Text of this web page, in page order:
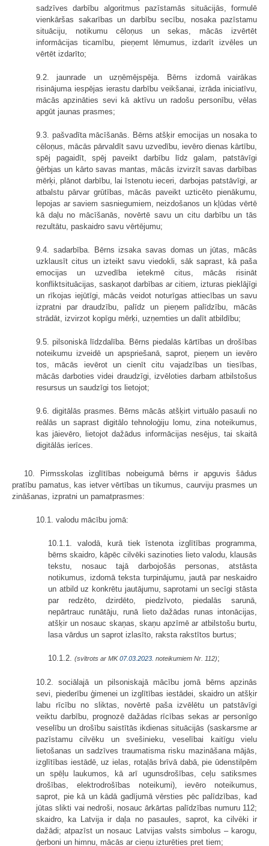
sadzīves darbību algoritmus pazīstamās situācijās, formulē
vienkāršas sakarības un darbību secību, nosaka pazīstamu
situāciju, notikumu cēloņus un sekas, mācās izvērtēt
informācijas ticamību, pieņemt lēmumus, izdarīt izvēles un
vērtēt izdarīto;
9.2. jaunrade un uzņēmējspēja. Bērns izdomā vairākas
risinājuma iespējas ierastu darbību veikšanai, izrāda iniciatīvu,
mācās apzināties sevi kā aktīvu un radošu personību, vēlas
apgūt jaunas prasmes;
9.3. pašvadīta mācīšanās. Bērns atšķir emocijas un nosaka to
cēloņus, mācās pārvaldīt savu uzvedību, ievēro dienas kārtību,
spēj pagaidīt, spēj paveikt darbību līdz galam, patstāvīgi
ģērbjas un kārto savas mantas, mācās izvirzīt savas darbības
mērķi, plānot darbību, lai īstenotu ieceri, darbojas patstāvīgi, ar
atbalstu pārvar grūtības, mācās paveikt uzticēto pienākumu,
lepojas ar saviem sasniegumiem, neizdošanos un kļūdas vērtē
kā daļu no mācīšanās, novērtē savu un citu darbību un tās
rezultātu, paskaidro savu vērtējumu;
9.4. sadarbība. Bērns izsaka savas domas un jūtas, mācās
uzklausīt citus un izteikt savu viedokli, sāk saprast, kā paša
emocijas un uzvedība ietekmē citus, mācās risināt
konfliktsituācijas, saskaņot darbības ar citiem, izturas pieklājīgi
un rīkojas iejūtīgi, mācās veidot noturīgas attiecības un savu
izpratni par draudzību, palīdz un pieņem palīdzību, mācās
strādāt, izvirzot kopīgu mērķi, uzņemties un dalīt atbildību;
9.5. pilsoniskā līdzdalība. Bērns piedalās kārtības un drošības
noteikumu izveidē un apspriešanā, saprot, pieņem un ievēro
tos, mācās ievērot un cienīt citu vajadzības un tiesības,
mācās darboties videi draudzīgi, izvēloties darbam atbilstošus
resursus un saudzīgi tos lietojot;
9.6. digitālās prasmes. Bērns mācās atšķirt virtuālo pasauli no
reālās un saprast digitālo tehnoloģiju lomu, zina noteikumus,
kas jāievēro, lietojot dažādus informācijas nesējus, tai skaitā
digitālās ierīces.
10. Pirmsskolas izglītības nobeigumā bērns ir apguvis šādus
pratību pamatus, kas ietver vērtības un tikumus, caurviju prasmes un
zināšanas, izpratni un pamatprasmes:
10.1. valodu mācību jomā:
10.1.1. valodā, kurā tiek īstenota izglītības programma,
bērns skaidro, kāpēc cilvēki sazinoties lieto valodu, klausās
tekstu, nosauc tajā darbojošās personas, atstāsta
notikumus, izdomā teksta turpinājumu, jautā par neskaidro
un atbild uz konkrētu jautājumu, saprotami un secīgi stāsta
par redzēto, dzirdēto, piedzīvoto, piedalās sarunā,
nepārtrauc runātāju, runā lieto dažādas runas intonācijas,
atšķir un nosauc skaņas, skaņu apzīmē ar atbilstošu burtu,
lasa vārdus un saprot izlasīto, raksta rakstītos burtus;
10.1.2. (svītrots ar MK07.03.2023. noteikumiem Nr. 112);
10.2. sociālajā un pilsoniskajā mācību jomā bērns apzinās
sevi, piederību ģimenei un izglītības iestādei, skaidro un atšķir
labu rīcību no sliktas, novērtē paša izvēlētu un patstāvīgi
veiktu darbību, prognozē dažādas rīcības sekas ar personīgo
veselību un drošību saistītās ikdienas situācijās (saskarsme ar
pazīstamu cilvēku un svešinieku, veselībai kaitīgu vielu
lietošanas un sadzīves traumatisma risku mazināšana mājās,
izglītības iestādē, uz ielas, rotaļās brīvā dabā, pie ūdenstilpēm
un spēļu laukumos, kā arī ugunsdrošības, ceļu satiksmes
drošības, elektrodrošības noteikumi), ievēro noteikumus,
saprot, pie kā un kādā gadījumā vērsties pēc palīdzības, kad
jūtas slikti vai nedroši, nosauc ārkārtas palīdzības numuru 112;
skaidro, ka Latvija ir daļa no pasaules, saprot, ka cilvēki ir
dažādi; atpazīst un nosauc Latvijas valsts simbolus – karogu,
ģerboni un himnu, mācās ar cieņu izturēties pret tiem;